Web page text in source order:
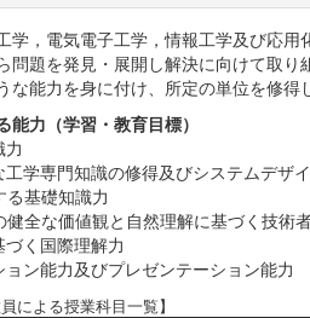
学，電気電子工学，情報工学及び応
問題を発見・展開し解決に向けて取
な能力を身に付け、所定の単位を修
能力（学習・教育目標）
学専門知識の修得及びシステムデザ
基礎知識力
健全な価値観と自然理解に基づく技術
く国際理解力
ン能力及びプレゼンテーション能力
による授業科目一覧】